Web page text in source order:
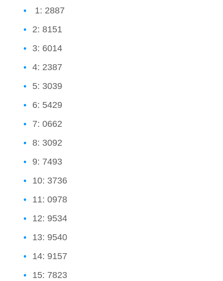
1: 2887
2: 8151
3: 6014
4: 2387
5: 3039
6: 5429
7: 0662
8: 3092
9: 7493
10: 3736
11: 0978
12: 9534
13: 9540
14: 9157
15: 7823